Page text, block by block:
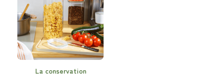
La conservation